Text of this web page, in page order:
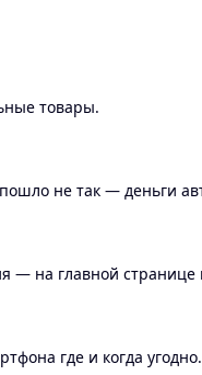
товары.
не так — деньги
— на главной странице
где и когда угодно.